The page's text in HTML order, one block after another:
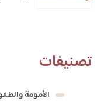
تصنيفات
الأمومة